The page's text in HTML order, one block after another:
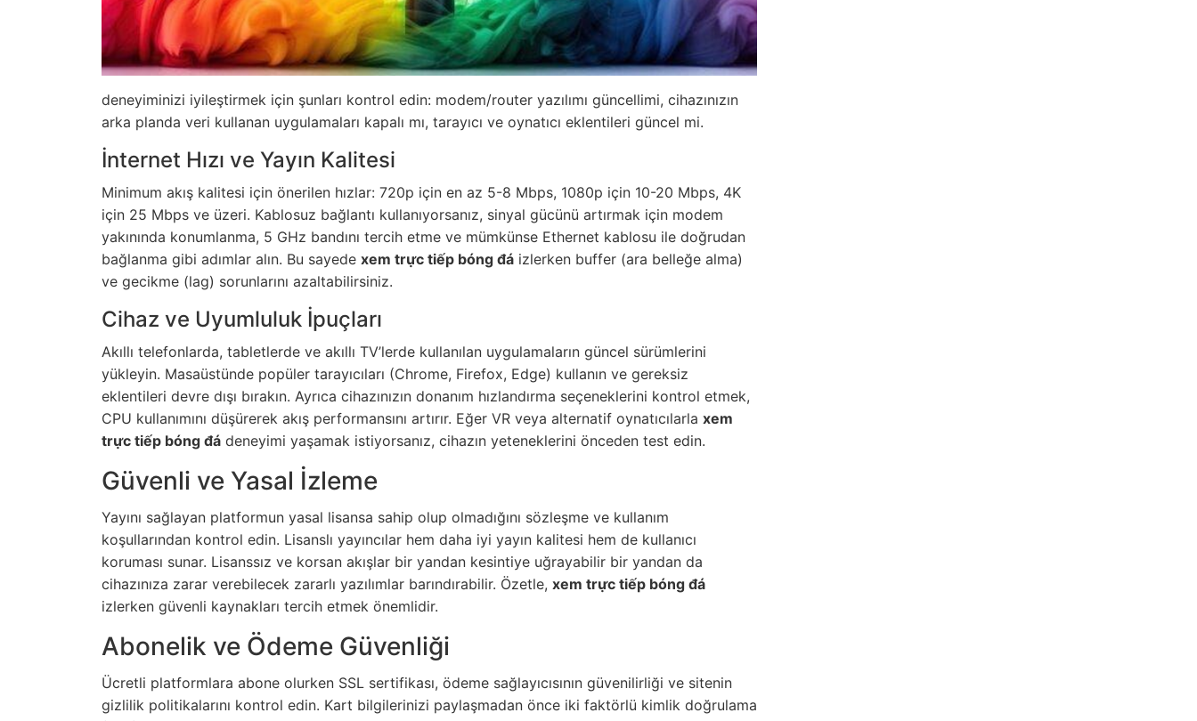
deneyiminizi iyileştirmek için şunları kontrol edin: modem/router yazılımı güncellimi, cihazınızın
arka planda veri kullanan uygulamaları kapalı mı, tarayıcı ve oynatıcı eklentileri güncel mi.
İnternet Hızı ve Yayın Kalitesi
Minimum akış kalitesi için önerilen hızlar: 720p için en az 5-8 Mbps, 1080p için 10-20 Mbps, 4K
için 25 Mbps ve üzeri. Kablosuz bağlantı kullanıyorsanız, sinyal gücünü artırmak için modem
yakınında konumlanma, 5 GHz bandını tercih etme ve mümkünse Ethernet kablosu ile doğrudan
bağlanma gibi adımlar alın. Bu sayede xem trực tiếp bóng đá izlerken buffer (ara belleğe alma)
ve gecikme (lag) sorunlarını azaltabilirsiniz.
Cihaz ve Uyumluluk İpuçları
Akıllı telefonlarda, tabletlerde ve akıllı TV’lerde kullanılan uygulamaların güncel sürümlerini
yükleyin. Masaüstünde popüler tarayıcıları (Chrome, Firefox, Edge) kullanın ve gereksiz
eklentileri devre dışı bırakın. Ayrıca cihazınızın donanım hızlandırma seçeneklerini kontrol etmek,
CPU kullanımını düşürerek akış performansını artırır. Eğer VR veya alternatif oynatıcılarla xem
trực tiếp bóng đá deneyimi yaşamak istiyorsanız, cihazın yeteneklerini önceden test edin.
Güvenli ve Yasal İzleme
Yayını sağlayan platformun yasal lisansa sahip olup olmadığını sözleşme ve kullanım
koşullarından kontrol edin. Lisanslı yayıncılar hem daha iyi yayın kalitesi hem de kullanıcı
koruması sunar. Lisanssız ve korsan akışlar bir yandan kesintiye uğrayabilir bir yandan da
cihazınıza zarar verebilecek zararlı yazılımlar barındırabilir. Özetle, xem trực tiếp bóng đá
izlerken güvenli kaynakları tercih etmek önemlidir.
Abonelik ve Ödeme Güvenliği
Ücretli platformlara abone olurken SSL sertifikası, ödeme sağlayıcısının güvenilirliği ve sitenin
gizlilik politikalarını kontrol edin. Kart bilgilerinizi paylaşmadan önce iki faktörlü kimlik doğrulama